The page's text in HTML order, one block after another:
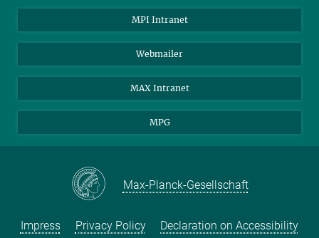
MPI Intranet
Webmailer
MAX Intranet
MPG
Max-Planck-Gesellschaft
Impress Privacy Policy Declaration on Accessibility